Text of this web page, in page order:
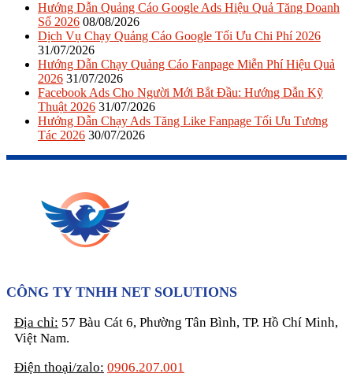
Hướng Dẫn Quảng Cáo Google Ads Hiệu Quả Tăng Doanh
Số 2026 08/08/2026
Dịch Vụ Chạy Quảng Cáo Google Tối Ưu Chi Phí 2026
31/07/2026
Hướng Dẫn Chạy Quảng Cáo Fanpage Miễn Phí Hiệu Quả
2026 31/07/2026
Facebook Ads Cho Người Mới Bắt Đầu: Hướng Dẫn Kỹ
Thuật 2026 31/07/2026
Hướng Dẫn Chạy Ads Tăng Like Fanpage Tối Ưu Tương
Tác 2026 30/07/2026
CÔNG TY TNHH NET SOLUTIONS
Địa chỉ: 57 Bàu Cát 6, Phường Tân Bình, TP. Hồ Chí Minh,
Việt Nam.
Điện thoại/zalo: 0906.207.001